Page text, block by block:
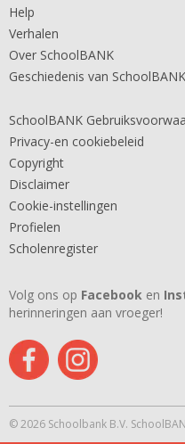
Help
Verhalen
Over SchoolBANK
Geschiedenis van SchoolBANK
SchoolBANK
Privacy-en cookiebeleid
Copyright
Disclaimer
Cookie-instellingen
Profielen
Scholenregister
Volg ons op Facebook en
herinneringen aan vroeger!
© 2026 Schoolbank B.V.